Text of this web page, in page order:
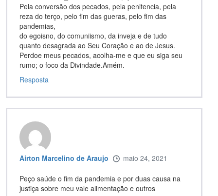
Pela conversão dos pecados, pela penitencia, pela
reza do terço, pelo fim das gueras, pelo fim das
pandemias,
do egoisno, do comuniismo, da inveja e de tudo
quanto desagrada ao Seu Coração e ao de Jesus.
Perdoe meus pecados, acolha-me e que eu siga seu
rumo; o foco da Divindade.Amém.
Resposta
Airton Marcelino de Araujo maio 24, 2021
Peço saúde o fim da pandemia e por duas causa na
justiça sobre meu vale alimentação e outros